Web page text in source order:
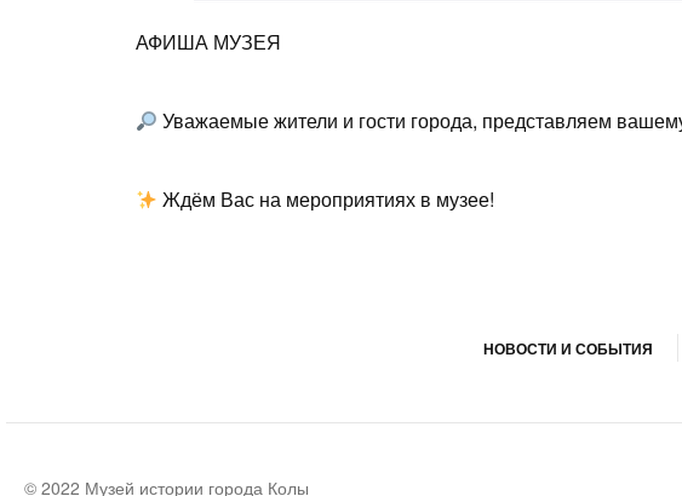
АФИША МУЗЕЯ
Уважаемые жители и гости города, представляем
Ждём Вас на мероприятиях в музее!
НОВОСТИ И СОБЫТИЯ
© 2022 Музей истории города Колы